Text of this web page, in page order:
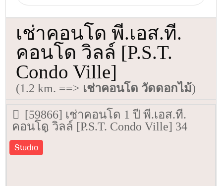
เช่าคอนโด พี.เอส.ที.
คอนโด วิลล์ [P.S.T.
Condo Ville]
(1.2 km. ==> เช่าคอนโด วัดดอกไม้)
[59866] เช่าคอนโด 1 ปี พี.เอส.ที.
คอนโด วิลล์ [P.S.T. Condo Ville] 34
ตรม. ชั้น 2
Studio